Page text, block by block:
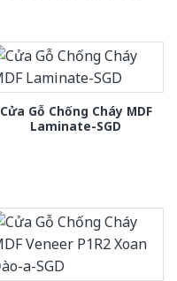
Cửa Gỗ Chống Cháy MDF
Laminate-SGD